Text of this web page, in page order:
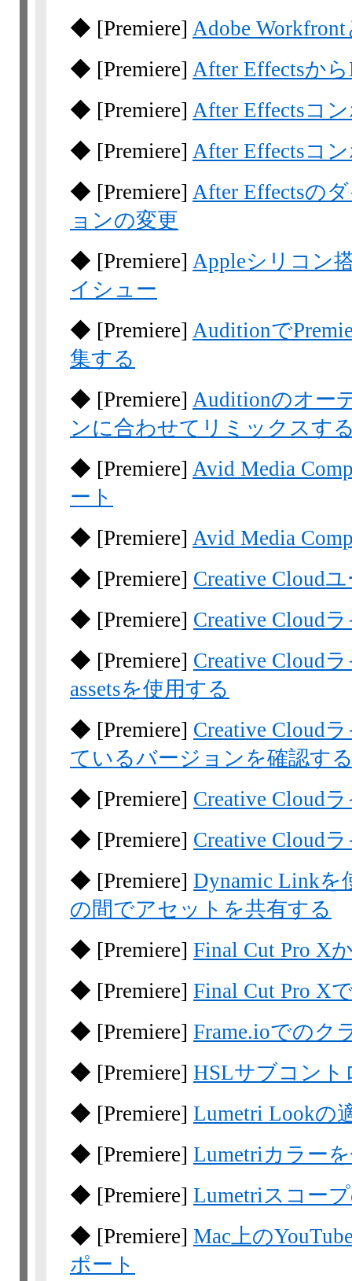
◆ [Premiere] Adobe
◆ [Premiere] After Effectsか
◆ [Premiere] After Effectsコ
◆ [Premiere] After Effectsコ
◆ [Premiere] After Effectsの
ョンの変更
◆ [Premiere] Appleシリコン
イシュー
◆ [Premiere] Auditionで
集する
◆ [Premiere] Auditionのオー
ンに合わせてリミックスす
◆ [Premiere] Avid Media
ート
◆ [Premiere] Avid Media
◆ [Premiere] Creative Cloud
◆ [Premiere] Creative Cloud
◆ [Premiere] Creative Cloud
assetsを使用する
◆ [Premiere] Creative Cloud
ているバージョンを確認す
◆ [Premiere] Creative Cloud
◆ [Premiere] Creative Cloud
◆ [Premiere] Dynamic Linkを
の間でアセットを共有する
◆ [Premiere] Final Cut Pro X
◆ [Premiere] Final Cut Pro X
◆ [Premiere] Frame.ioでのク
◆ [Premiere] HSLサブコント
◆ [Premiere] Lumetri Lookの
◆ [Premiere] Lumetriカラー
◆ [Premiere] Lumetriスコー
◆ [Premiere] Mac上の
ポート